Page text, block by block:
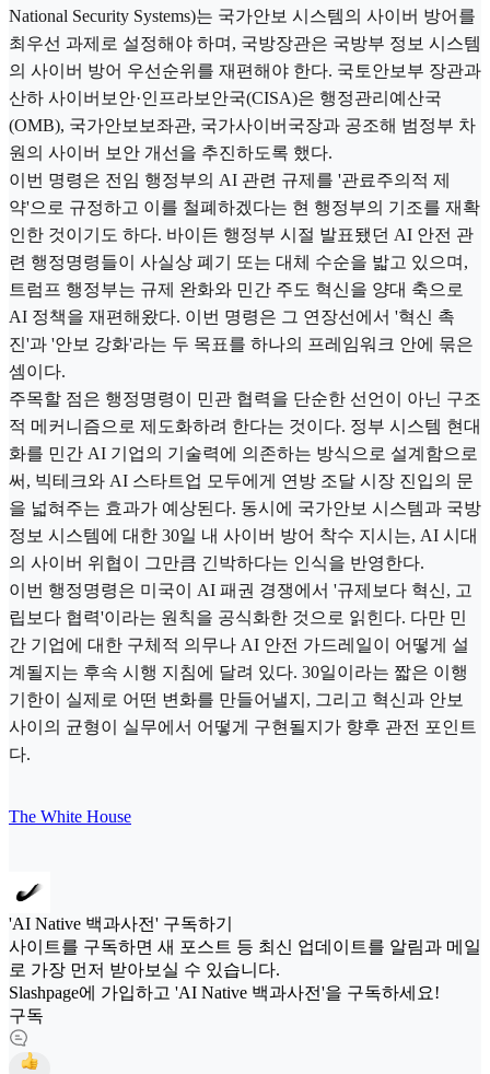
National Security Systems)는 국가안보 시스템의 사이버 방어를
최우선 과제로 설정해야 하며, 국방장관은 국방부 정보 시스템
의 사이버 방어 우선순위를 재편해야 한다. 국토안보부 장관과
산하 사이버보안·인프라보안국(CISA)은 행정관리예산국
(OMB), 국가안보보좌관, 국가사이버국장과 공조해 범정부 차
원의 사이버 보안 개선을 추진하도록 했다.
이번 명령은 전임 행정부의 AI 관련 규제를 '관료주의적 제
약'으로 규정하고 이를 철폐하겠다는 현 행정부의 기조를 재확
인한 것이기도 하다. 바이든 행정부 시절 발표됐던 AI 안전 관
련 행정명령들이 사실상 폐기 또는 대체 수순을 밟고 있으며,
트럼프 행정부는 규제 완화와 민간 주도 혁신을 양대 축으로
AI 정책을 재편해왔다. 이번 명령은 그 연장선에서 '혁신 촉
진'과 '안보 강화'라는 두 목표를 하나의 프레임워크 안에 묶은
셈이다.
주목할 점은 행정명령이 민관 협력을 단순한 선언이 아닌 구조
적 메커니즘으로 제도화하려 한다는 것이다. 정부 시스템 현대
화를 민간 AI 기업의 기술력에 의존하는 방식으로 설계함으로
써, 빅테크와 AI 스타트업 모두에게 연방 조달 시장 진입의 문
을 넓혀주는 효과가 예상된다. 동시에 국가안보 시스템과 국방
정보 시스템에 대한 30일 내 사이버 방어 착수 지시는, AI 시대
의 사이버 위협이 그만큼 긴박하다는 인식을 반영한다.
이번 행정명령은 미국이 AI 패권 경쟁에서 '규제보다 혁신, 고
립보다 협력'이라는 원칙을 공식화한 것으로 읽힌다. 다만 민
간 기업에 대한 구체적 의무나 AI 안전 가드레일이 어떻게 설
계될지는 후속 시행 지침에 달려 있다. 30일이라는 짧은 이행
기한이 실제로 어떤 변화를 만들어낼지, 그리고 혁신과 안보
사이의 균형이 실무에서 어떻게 구현될지가 향후 관전 포인트
다.
The White House
'AI Native 백과사전' 구독하기
사이트를 구독하면 새 포스트 등 최신 업데이트를 알림과 메일
로 가장 먼저 받아보실 수 있습니다.
Slashpage에 가입하고 'AI Native 백과사전'을 구독하세요!
구독